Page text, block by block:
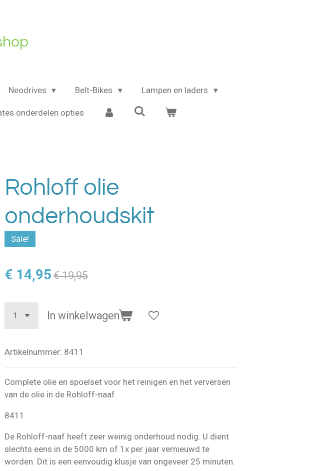
Neodrives Belt-Bikes Lampen en laders
onderdelen opties
Rohloff olie
onderhoudskit
Sale!
€ 14,95 € 19,95
In winkelwagen
Artikelnummer: 8411
Complete olie en spoelset voor het reinigen en het verversen
van de olie in de Rohloff-naaf.
8411
De Rohloff-naaf heeft zeer weinig onderhoud nodig. U dient
slechts eens in de 5000 km of 1x per jaar vernieuwd te
worden. Dit is een eenvoudig klusje van ongeveer 25 minuten.